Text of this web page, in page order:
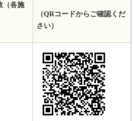
（各施
（QRコードからご確認くだ
さい）